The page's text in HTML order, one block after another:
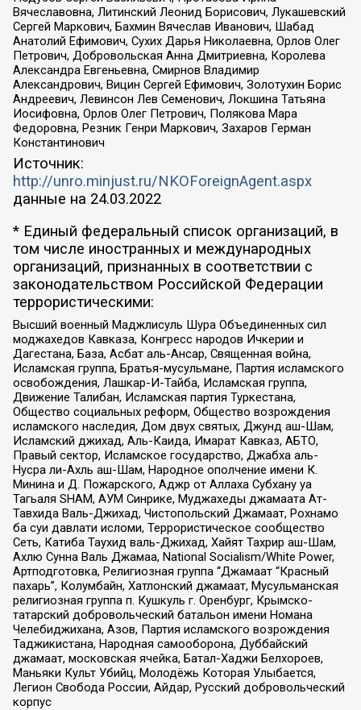
Вячеславовна, Литинский Леонид Борисович, Лукашевский
Сергей Маркович, Бахмин Вячеслав Иванович, Шабад
Анатолий Ефимович, Сухих Дарья Николаевна, Орлов Олег
Петрович, Добровольская Анна Дмитриевна, Королева
Александра Евгеньевна, Смирнов Владимир
Александрович, Вицин Сергей Ефимович, Золотухин Борис
Андреевич, Левинсон Лев Семенович, Локшина Татьяна
Иосифовна, Орлов Олег Петрович, Полякова Мара
Федоровна, Резник Генри Маркович, Захаров Герман
Константинович
Источник:
http://unro.minjust.ru/NKOForeignAgent.aspx
данные на 24.03.2022
* Единый федеральный список организаций, в
том числе иностранных и международных
организаций, признанных в соответствии с
законодательством Российской Федерации
террористическими:
Высший военный Маджлисуль Шура Объединенных сил
моджахедов Кавказа, Конгресс народов Ичкерии и
Дагестана, База, Асбат аль-Ансар, Священная война,
Исламская группа, Братья-мусульмане, Партия исламского
освобождения, Лашкар-И-Тайба, Исламская группа,
Движение Талибан, Исламская партия Туркестана,
Общество социальных реформ, Общество возрождения
исламского наследия, Дом двух святых, Джунд аш-Шам,
Исламский джихад, Аль-Каида, Имарат Кавказ, АБТО,
Правый сектор, Исламское государство, Джабха аль-
Нусра ли-Ахль аш-Шам, Народное ополчение имени К.
Минина и Д. Пожарского, Аджр от Аллаха Субхану уа
Тагьаля SHAM, АУМ Синрике, Муджахеды джамаата Ат-
Тавхида Валь-Джихад, Чистопольский Джамаат, Рохнамо
ба суи давлати исломи, Террористическое сообщество
Сеть, Катиба Таухид валь-Джихад, Хайят Тахрир аш-Шам,
Ахлю Сунна Валь Джамаа, National Socialism/White Power,
Артподготовка, Религиозная группа “Джамаат “Красный
пахарь”, Колумбайн, Хатлонский джамаат, Мусульманская
религиозная группа п. Кушкуль г. Оренбург, Крымско-
татарский добровольческий батальон имени Номана
Челебиджихана, Азов, Партия исламского возрождения
Таджикистана, Народная самооборона, Дуббайский
джамаат, московская ячейка, Батал-Хаджи Белхороев,
Маньяки Культ Убийц, Молодёжь Которая Улыбается,
Легион Свобода России, Айдар, Русский добровольческий
корпус